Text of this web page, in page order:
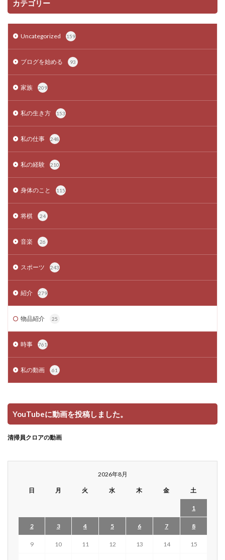
カテゴリー
Uncategorized 159
ブログを始める 93
家族 209
私の生き方 153
私の仕事 248
私の経験 210
身体のこと 115
将棋 24
音楽 26
スポーツ 243
紹介 279
物品紹介 25
時事 761
私の動画 61
YouTubeに動画を投稿しました。
清掃員クロアの動画
2026年8月
日 月 火 水 木 金 土
1
2 3 4 5 6 7 8
9 10 11 12 13 14 15